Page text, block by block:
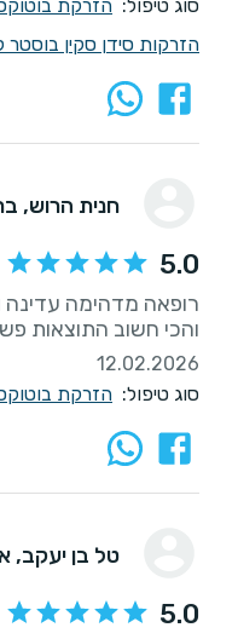
סוג טיפול: הזרקת
הזרקות סידן סקין בוסטר
חנית הרוש,
5.0
והכי חשוב התוצאות
12.02.2026
סוג טיפול: הזרקת
טל בן יעקב,
5.0